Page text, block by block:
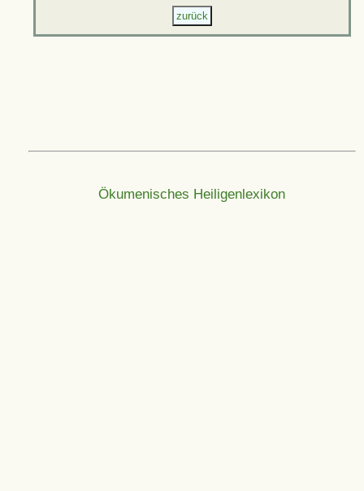
Ökumenisches Heiligenlexikon